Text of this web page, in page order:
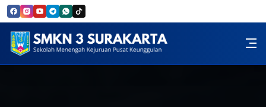
Skip to Content
SMK Negeri 3 Surakarta